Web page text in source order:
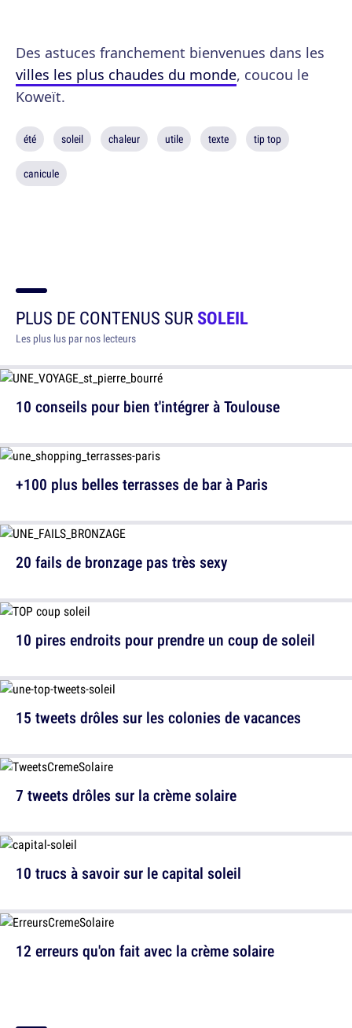
Des astuces franchement bienvenues dans les
villes les plus chaudes du monde, coucou le
Koweït.
été soleil chaleur utile texte tip top
canicule
PLUS DE CONTENUS SURSOLEIL
Les plus lus par nos lecteurs
10 conseils pour bien t'intégrer à Toulouse
20 fails de bronzage pas très sexy
7 tweets drôles sur la crème solaire
12 erreurs qu'on fait avec la crème solaire
+100 plus belles terrasses de bar à Paris
10 pires endroits pour prendre un coup de soleil
15 tweets drôles sur les colonies de vacances
10 trucs à savoir sur le capital soleil